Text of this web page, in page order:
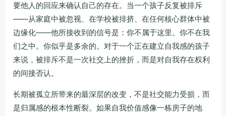
要他人的回应来确认自己的存在。当一个孩子反复被排斥
——从家庭中被忽视、在学校被排挤、在任何核心群体中被
边缘化——他所接收到的信号是：你不属于这里。你不在我
们之中。你似乎是多余的。对于一个正在建立自我感的孩子
来说，被排斥不是一次社交上的挫折，而是对自我存在权利
的间接否认。
长期被孤立所带来的最深层的改变，不是社交能力受损，而
是归属感的根本性断裂。如果自我价值感像一栋房子的地